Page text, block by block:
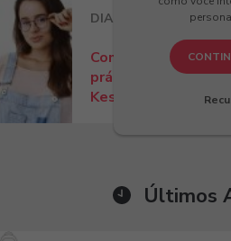
DIA A DIA DICAS
Como ajustar óculos
práticas para
Kessy!
Últimos